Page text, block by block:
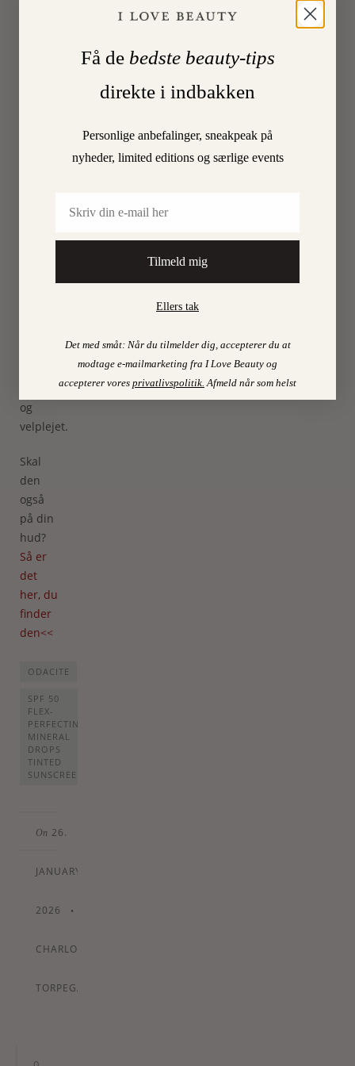
perfektioneres
beskyttet
og
velplejet.
Skal
den
også
på din
hud?
Så er
det
her, du
finder
den<<
ODACITE
SPF 50
FLEX-
PERFECTING
MINERAL
DROPS
TINTED
SUNSCREEN
On 26.
JANUARY
2026 •
CHARLOTTE
TORPEGAARD
1306 København K
Åbningstider
Tirsdag 11.00-17.30
Torsdag 11.00-17.30
Fredag 11.00-17.30
Få de bedste beauty-tips
direkte i indbakken
Personlige anbefalinger, sneakpeak på
nyheder, limited editions og særlige events
Tilmeld mig
Ellers tak
Det med småt: Når du tilmelder dig, accepterer du at
modtage e-mailmarketing fra I Love Beauty og
accepterer vores privatlivspolitik Afmeld når som helst